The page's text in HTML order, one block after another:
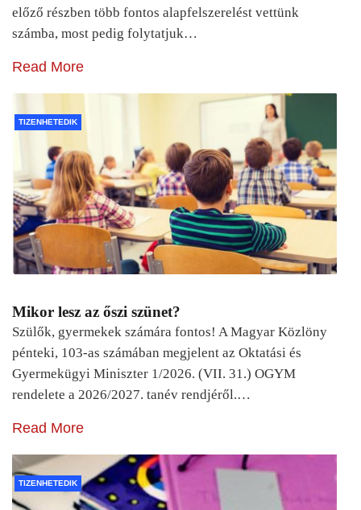
előző részben több fontos alapfelszerelést vettünk
számba, most pedig folytatjuk…
Read More
TIZENHETEDIK
Mikor lesz az őszi szünet?
Szülők, gyermekek számára fontos! A Magyar Közlöny
pénteki, 103-as számában megjelent az Oktatási és
Gyermekügyi Miniszter 1/2026. (VII. 31.) OGYM
rendelete a 2026/2027. tanév rendjéről.…
Read More
TIZENHETEDIK